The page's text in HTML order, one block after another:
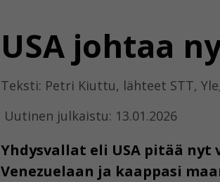
USA johtaa
Teksti: Petri Kiuttu, lähteet STT,
Uutinen julkaistu: 13.01.2026
Yhdysvallat eli USA pitää nyt
Venezuelaan ja kaappasi